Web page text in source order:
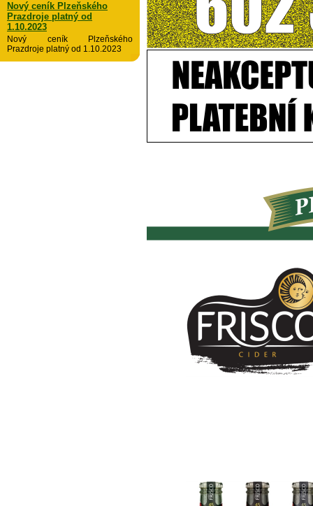
Nový ceník Plzeňského
Prazdroje platný od
1.10.2023
Nový ceník Plzeňského
Prazdroje platný od 1.10.2023